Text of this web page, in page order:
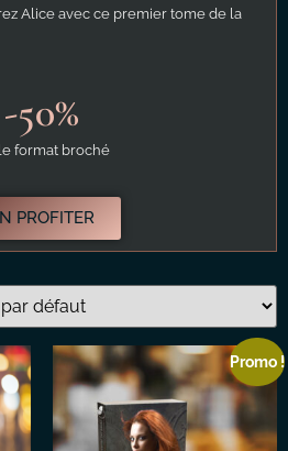
Alice avec ce premier tome de la
-50%
format broché
PROFITER
Promo !